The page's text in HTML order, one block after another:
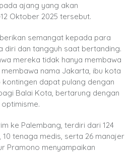
ajang yang akan
Oktober 2025 tersebut.
semangat kepada para
diri dan tangguh saat bertanding.
mereka tidak hanya membawa
nama Jakarta, ibu kota
dapat pulang dengan
Balai Kota, bertarung dengan
ke Palembang, terdiri dari 124
10 tenaga medis, serta 26 manajer
Pramono menyampaikan